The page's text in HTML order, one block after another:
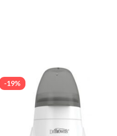
-19%